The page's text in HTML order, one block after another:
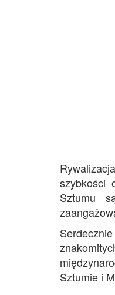
szybkości
Sztumu
Sztumie i